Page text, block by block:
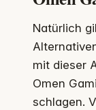
Natürlich
mit dieser
Omen
schlagen.